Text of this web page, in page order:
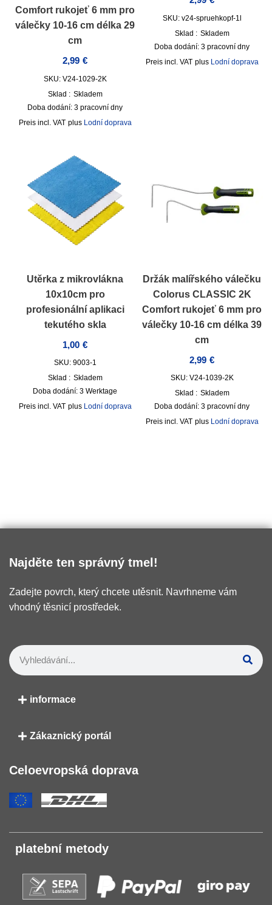
Comfort rukojeť 6 mm pro
válečky 10-16 cm délka 29
cm
2,99 €
SKU: V24-1029-2K
Sklad : Skladem
Doba dodání: 3 pracovní dny
incl. VAT plus Lodní doprava
SKU: v24-spruehkopf-1l
Sklad : Skladem
Doba dodání: 3 pracovní dny
incl. VAT plus Lodní doprava
Utěrka z mikrovlákna
10x10cm pro
profesionální aplikaci
tekutého skla
1,00 €
SKU: 9003-1
Sklad : Skladem
Doba dodání: 3 Werktage
incl. VAT plus Lodní doprava
Držák malířského válečku
Colorus CLASSIC 2K
Comfort rukojeť 6 mm pro
válečky 10-16 cm délka 39
cm
2,99 €
SKU: V24-1039-2K
Sklad : Skladem
Doba dodání: 3 pracovní dny
incl. VAT plus Lodní doprava
Najděte ten správný tmel!
Zadejte povrch, který chcete utěsnit. Navrhneme vám
vhodný těsnicí prostředek.
informace
Zákaznický portál
Celoevropská doprava
platební metody